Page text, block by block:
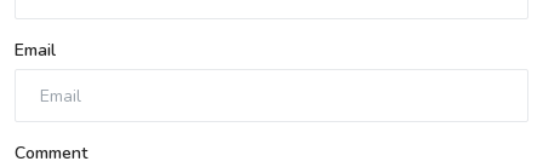
Email
Comment